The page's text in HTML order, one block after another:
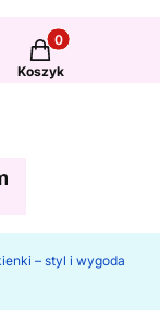
Produkty w
Koszyk
– styl i wygoda